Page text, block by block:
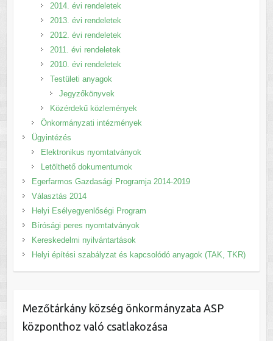
2014. évi rendeletek
2013. évi rendeletek
2012. évi rendeletek
2011. évi rendeletek
2010. évi rendeletek
Testületi anyagok
Jegyzőkönyvek
Közérdekű közlemények
Önkormányzati intézmények
Ügyintézés
Elektronikus nyomtatványok
Letölthető dokumentumok
Egerfarmos Gazdasági Programja 2014-2019
Választás 2014
Helyi Esélyegyenlőségi Program
Bírósági peres nyomtatványok
Kereskedelmi nyilvántartások
Helyi építési szabályzat és kapcsolódó anyagok (TAK, TKR)
Mezőtárkány község önkormányzata ASP
központhoz való csatlakozása